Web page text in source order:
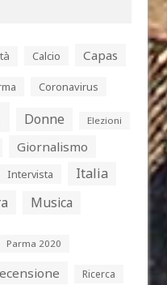
Calcio Capas
Coronavirus
Donne Elezioni
Giornalismo
Intervista Italia
Musica
Parma 2020
Ricerca